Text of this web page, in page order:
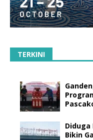
TERKINI
Diduga
Bikin